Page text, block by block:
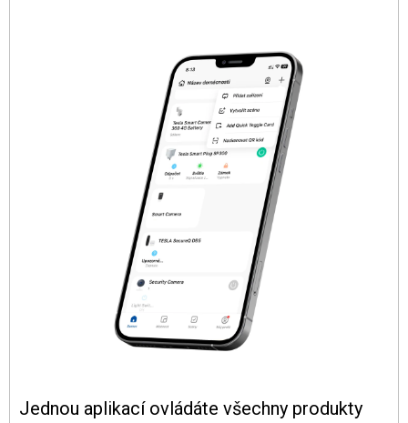
Jednou aplikací ovládáte všechny produkty